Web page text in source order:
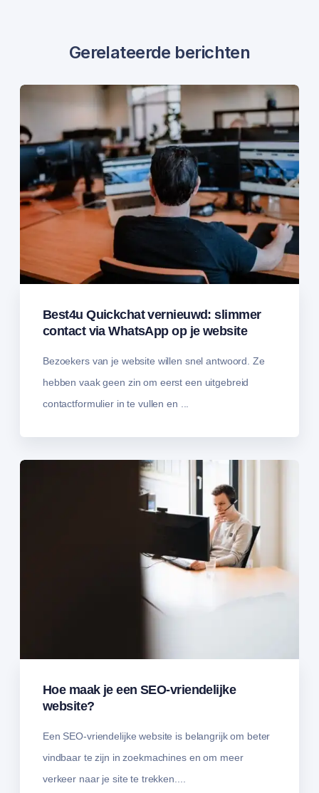
Gerelateerde berichten
Best4u Quickchat vernieuwd: slimmer
contact via WhatsApp op je website
Bezoekers van je website willen snel antwoord. Ze
hebben vaak geen zin om eerst een uitgebreid
contactformulier in te vullen en ...
Hoe maak je een SEO-vriendelijke
website?
Een SEO-vriendelijke website is belangrijk om beter
vindbaar te zijn in zoekmachines en om meer
verkeer naar je site te trekken....